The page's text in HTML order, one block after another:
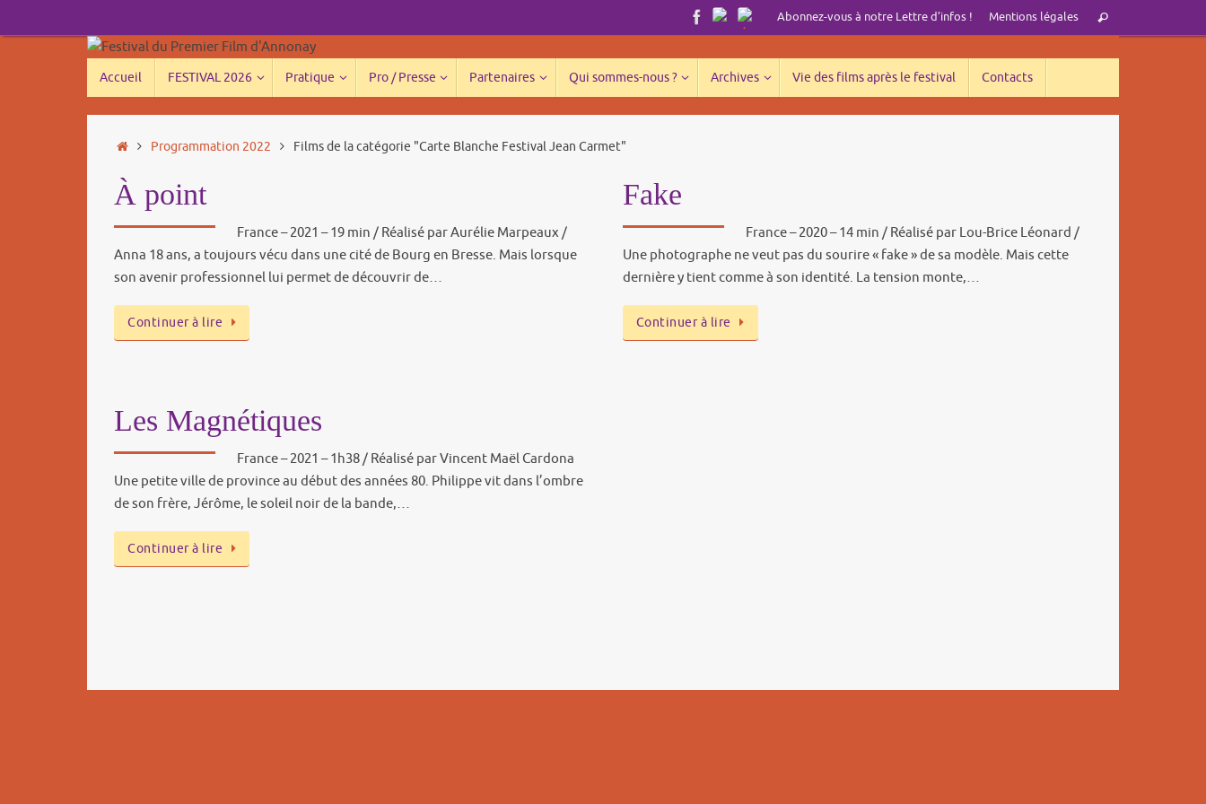
au
Abonnez-vous à notre Lettre d’infos ! Mentions légales
pour
:
Rechercher
Accueil FESTIVAL 2026 Pratique Pro / Presse Partenaires Qui sommes-nous ? Archives Vie des films après le festival Contacts
Accueil
Programmation 2022 Films de la catégorie "Carte Blanche Festival Jean Carmet"
À point
France – 2021 – 19 min / Réalisé par Aurélie Marpeaux /
Anna 18 ans, a toujours vécu dans une cité de Bourg en Bresse. Mais lorsque
son avenir professionnel lui permet de découvrir de…
Continuer à lire
Fake
France – 2020 – 14 min / Réalisé par Lou-Brice Léonard /
Une photographe ne veut pas du sourire « fake » de sa modèle. Mais cette
dernière y tient comme à son identité. La tension monte,…
Continuer à lire
Les Magnétiques
France – 2021 – 1h38 / Réalisé par Vincent Maël Cardona
Une petite ville de province au début des années 80. Philippe vit dans l’ombre
de son frère, Jérôme, le soleil noir de la bande,…
Continuer à lire